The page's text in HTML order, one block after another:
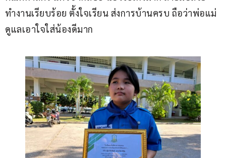
ทำงานเรียบร้อย ตั้งใจเรียน ส่งการบ้านครบ ถือว่าพ่อแม่
ดูแลเอาใจใส่น้องดีมาก